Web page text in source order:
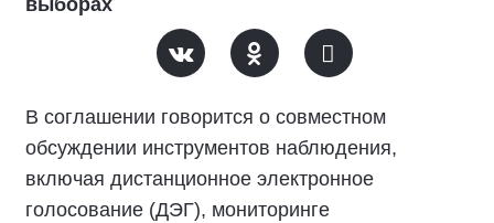
выборах
В соглашении говорится о совместном
обсуждении инструментов наблюдения,
включая дистанционное электронное
голосование (ДЭГ), мониторинге